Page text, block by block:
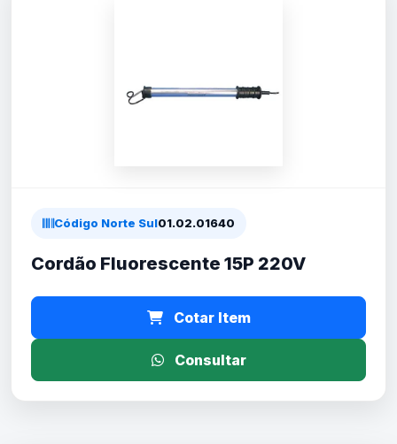
Código Norte Sul01.02.01640
Cordão Fluorescente 15P 220V
Cotar Item
Consultar